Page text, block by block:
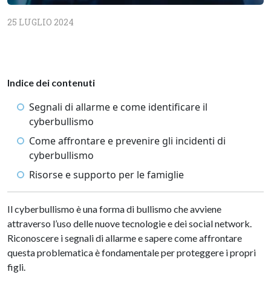
25 LUGLIO 2024
Indice dei contenuti
Segnali di allarme e come identificare il
cyberbullismo
Come affrontare e prevenire gli incidenti di
cyberbullismo
Risorse e supporto per le famiglie
Il cyberbullismo è una forma di bullismo che avviene
attraverso l’uso delle nuove tecnologie e dei social network.
Riconoscere i segnali di allarme e sapere come affrontare
questa problematica è fondamentale per proteggere i propri
figli.